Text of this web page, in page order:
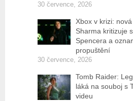
30 července, 2026
Xbox v krizi:
Sharma kritizuje
Spencera a
propuštění
30 července, 2026
Tomb Raider:
láká na souboj s
videu